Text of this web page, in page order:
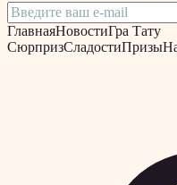
ГлавнаяНовостиГра Тату
СюрпризСладостиПризы